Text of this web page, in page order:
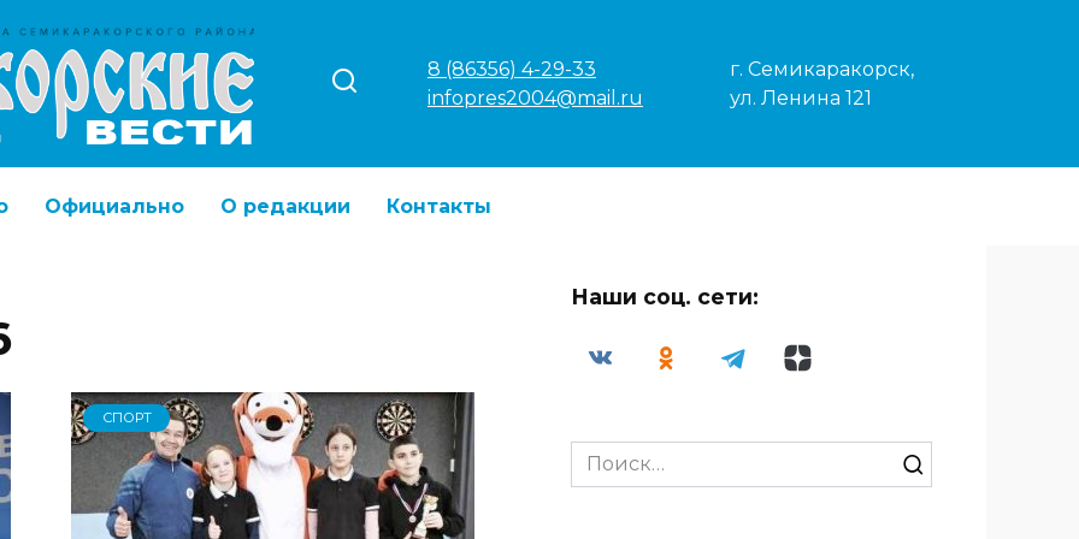
8 (86356) 4-29-33
infopres2004@mail.ru
г. Семикаракорск,
ул. Ленина 121
Официально О редакции Контакты
СПОРТ
Наши соц. сети:
Search
for: